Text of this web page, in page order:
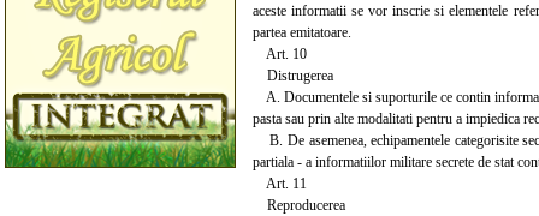
aceste informatii se vor inscrie si elementele
partea emitatoare.
Art. 10
Distrugerea
A. Documentele si suporturile ce contin
pasta sau prin alte modalitati pentru a impiedica
B. De asemenea, echipamentele categorisite
partiala - a informatiilor militare secrete de stat
Art. 11
Reproducerea